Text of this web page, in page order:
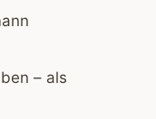
– als